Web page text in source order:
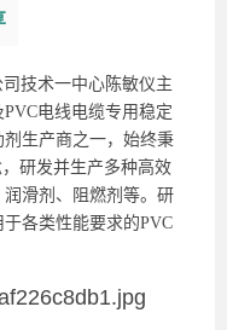
技术一中心陈敏仪主
电线电缆专用稳定
生产商之一，始终秉
研发并生产多种高效
滑剂、阻燃剂等。研
各类性能要求的PVC